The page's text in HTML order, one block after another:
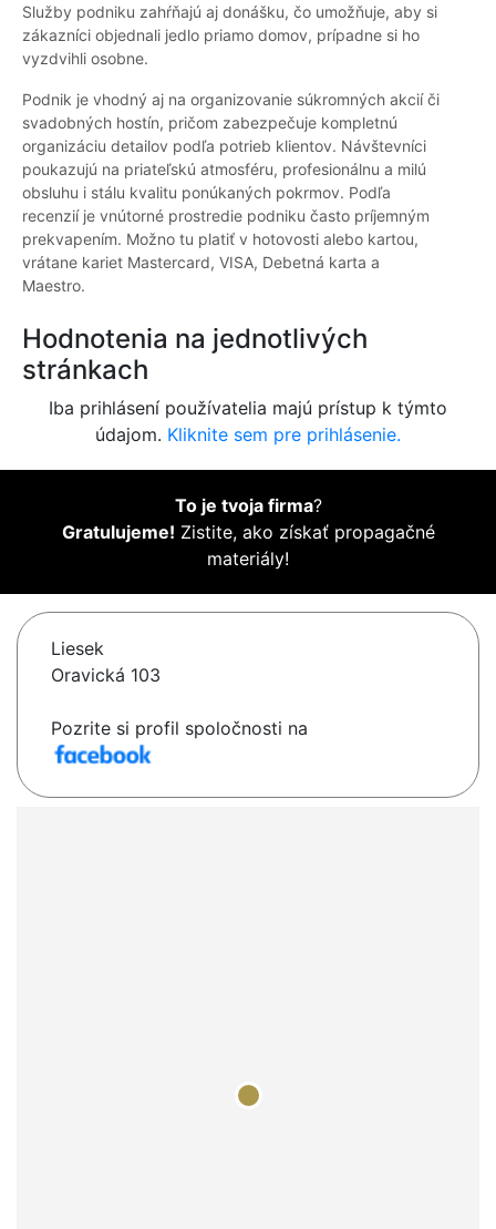
Služby podniku zahŕňajú aj donášku, čo umožňuje, aby si
zákazníci objednali jedlo priamo domov, prípadne si ho
vyzdvihli osobne.
Podnik je vhodný aj na organizovanie súkromných akcií či
svadobných hostín, pričom zabezpečuje kompletnú
organizáciu detailov podľa potrieb klientov. Návštevníci
poukazujú na priateľskú atmosféru, profesionálnu a milú
obsluhu i stálu kvalitu ponúkaných pokrmov. Podľa
recenzií je vnútorné prostredie podniku často príjemným
prekvapením. Možno tu platiť v hotovosti alebo kartou,
vrátane kariet Mastercard, VISA, Debetná karta a
Maestro.
Hodnotenia na jednotlivých
stránkach
Iba prihlásení používatelia majú prístup k týmto
údajom. Kliknite sem pre prihlásenie.
To je tvoja firma?
Gratulujeme! Zistite, ako získať propagačné
materiály!
Liesek
Oravická 103
Pozrite si profil spoločnosti na